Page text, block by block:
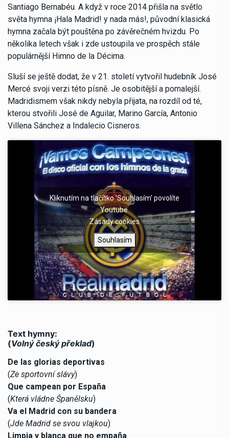
Santiago Bernabéu. A když v roce 2014 přišla na světlo
světa hymna ¡Hala Madrid! y nada más!, původní klasická
hymna začala být pouštěna po závěrečném hvizdu. Po
několika letech však i zde ustoupila ve prospěch stále
populárnější Himno de la Décima.
Sluší se ještě dodat, že v 21. století vytvořil hudebník José
Mercé svoji verzi této písně. Je osobitější a pomalejší.
Madridismem však nikdy nebyla přijata, na rozdíl od té,
kterou stvořili José de Aguilar, Marino García, Antonio
Villena Sánchez a Indalecio Cisneros.
Kliknutím na tlačítko 'Souhlasím' povolíte
Youtube
Zásady cookies
Souhlasím
Text hymny:
(Volný český překlad)
De las glorias deportivas
(Ze sportovní slávy)
Que campean por España
(Která vládne Španělsku)
Va el Madrid con su bandera
(Jde Madrid se svou vlajkou)
Limpia y blanca que no empaña